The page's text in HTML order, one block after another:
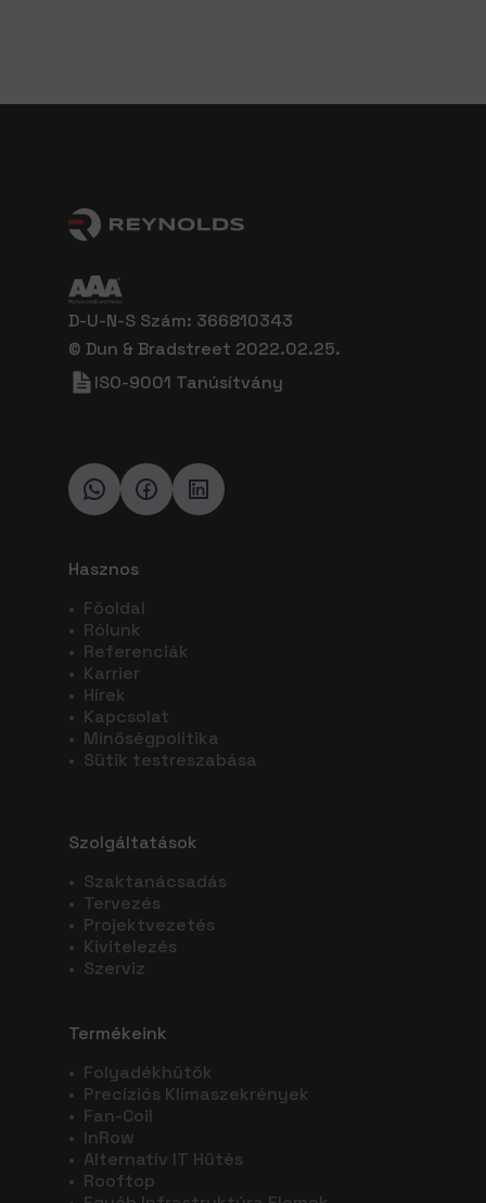
D-U-N-S Szám: 366810343
© Dun & Bradstreet 2022.02.25.
ISO-9001 Tanúsítvány
Hasznos
• Főoldal
• Rólunk
• Referenciák
• Karrier
• Hírek
• Kapcsolat
• Minőségpolitika
• Sütik testreszabása
Szolgáltatások
• Szaktanácsadás
• Tervezés
• Projektvezetés
• Kivitelezés
• Szerviz
Termékeink
• Folyadékhűtők
• Precíziós Klímaszekrények
• Fan-Coil
• InRow
• Alternatív IT Hűtés
• Rooftop